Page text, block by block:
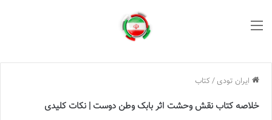
ایران تودی /کتاب
خلاصه کتاب نقش وحشت اثر بابک وطن دوست | نکات کلیدی